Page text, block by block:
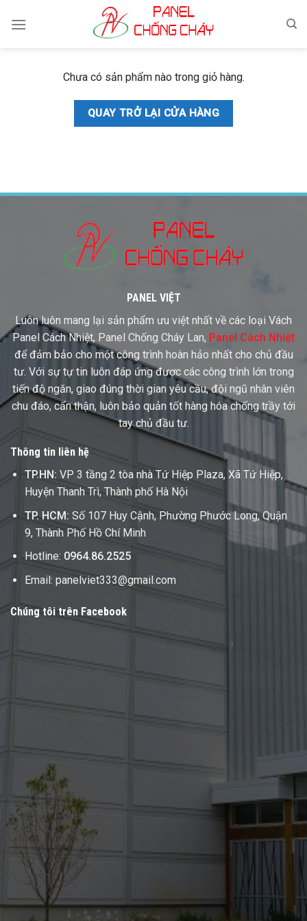
Chưa có sản phẩm nào trong giỏ hàng.
QUAY TRỞ LẠI CỬA HÀNG
PANEL VIỆT
Luôn luôn mang lại sản phẩm ưu việt nhất về các loại Vách
Panel Cách Nhiệt, Panel Chống Cháy Lan, Panel Cách Nhiệt
để đảm bảo cho một công trình hoàn hảo nhất cho chủ đầu
tư. Với sự tự tin luôn đáp ứng được các công trình lớn trong
tiến độ ngăn, giao đúng thời gian yêu cầu, đội ngũ nhân viên
chu đáo, cẩn thận, luôn bảo quản tốt hàng hóa chống trầy tới
tay chủ đầu tư.
Thông tin liên hệ
TP.HN: VP 3 tầng 2 tòa nhà Tứ Hiệp Plaza, Xã Tứ Hiệp,
Huyện Thanh Trì, Thành phố Hà Nội
TP. HCM: Số 107 Huy Cậnh, Phường Phước Long, Quận
9, Thành Phố Hồ Chí Minh
Hotline: 0964.86.2525
Email: panelviet333@gmail.com
Chúng tôi trên Facebook